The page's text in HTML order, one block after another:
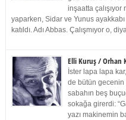
inşaatta
yaparken, Sidar ve Yunus
katıldı. Adı Abbas. Çalışmıyor o,
Elli Kuruş / Orhan
İster lapa lapa
de bütün gecenin
sabahın beş
sokağa girerdi:
yazı makinemin